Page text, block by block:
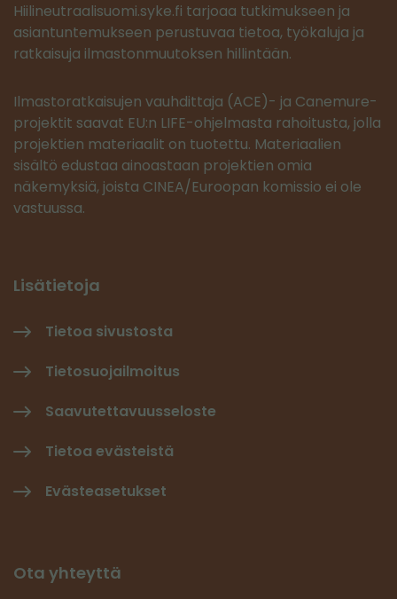
Hiilineutraalisuomi.syke.fi tarjoaa tutkimukseen ja
asiantuntemukseen perustuvaa tietoa, työkaluja ja
ratkaisuja ilmastonmuutoksen hillintään.
Ilmastoratkaisujen vauhdittaja (ACE)- ja Canemure-
projektit saavat EU:n LIFE-ohjelmasta rahoitusta, jolla
projektien materiaalit on tuotettu. Materiaalien
sisältö edustaa ainoastaan projektien omia
näkemyksiä, joista CINEA/Euroopan komissio ei ole
vastuussa.
Lisätietoja
Tietoa sivustosta
Tietosuojailmoitus
Saavutettavuusseloste
Tietoa evästeistä
Evästeasetukset
Ota yhteyttä